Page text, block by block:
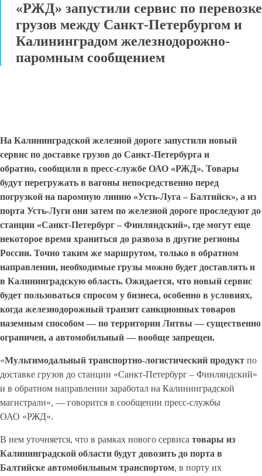
«РЖД» запустили сервис по перевозке
грузов между Санкт-Петербургом и
Калининградом железнодорожно-
паромным сообщением
На Калининградской железной дороге запустили новый
сервис по доставке грузов до Санкт-Петербурга и
обратно, сообщили в пресс-службе ОАО «РЖД». Товары
будут перегружать в вагоны непосредственно перед
погрузкой на паромную линию «Усть-Луга – Балтийск», а из
порта Усть-Луги они затем по железной дороге проследуют до
станции «Санкт-Петербург – Финляндский», где могут еще
некоторое время храниться до развоза в другие регионы
России. Точно таким же маршрутом, только в обратном
направлении, необходимые грузы можно будет доставлять и
в Калининградскую область. Ожидается, что новый сервис
будет пользоваться спросом у бизнеса, особенно в условиях,
когда железнодорожный транзит санкционных товаров
наземным способом — по территории Литвы — существенно
ограничен, а автомобильный — вообще запрещен.
«Мультимодальный транспортно-логистический продукт по
доставке грузов до станции «Санкт-Петербург – Финляндский»
и в обратном направлении заработал на Калининградской
магистрали», — говорится в сообщении пресс-службы
ОАО «РЖД».
В нем уточняется, что в рамках нового сервиса товары из
Калининградской области будут довозить до порта в
Балтийске автомобильным транспортом, в порту их